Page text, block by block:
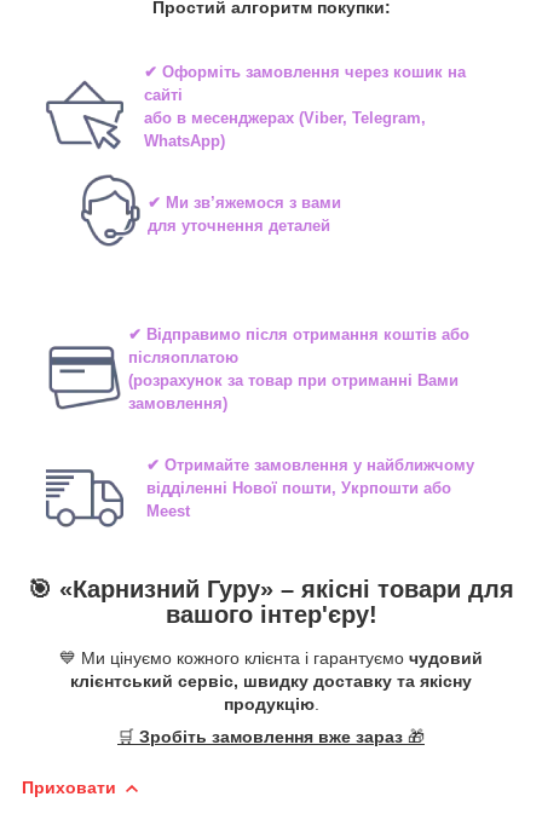
Простий алгоритм покупки:
✔ Оформіть замовлення через кошик на
сайті
або в месенджерах(Viber, Telegram,
WhatsApp)
✔ Ми зв’яжемося з вами
для уточнення деталей
✔ Відправимо після отримання коштів або
післяоплатою
(розрахунок за товар при отриманні Вами
замовлення)
✔ Отримайте замовлення у найближчому
відділенні Нової пошти, Укрпошти або
Meest
🎯 «Карнизний Гуру» – якісні товари для
вашого інтер'єру!
💙 Ми цінуємо кожного клієнта і гарантуємо чудовий
клієнтський сервіс, швидку доставку та якісну
продукцію.
🛒 Зробіть замовлення вже зараз 🎁
Приховати